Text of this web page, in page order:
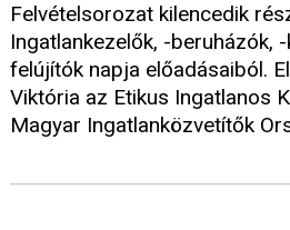
Felvételsorozat kilencedik
Ingatlankezelők, -beruházók,
felújítók napja előadásaiból.
Viktória az Etikus Ingatlanos
Magyar Ingatlanközvetítők